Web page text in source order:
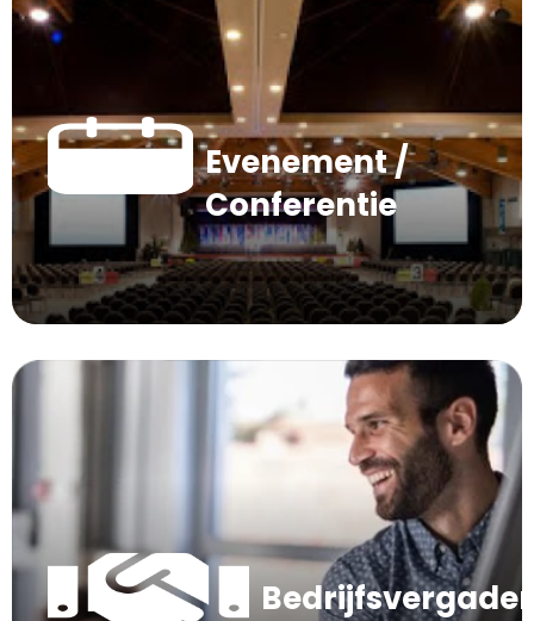
Evenement /
Conferentie